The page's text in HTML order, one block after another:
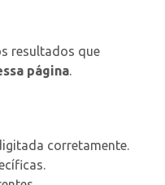
resultados que
página.
corretamente.